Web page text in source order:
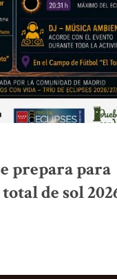
prepara para
de sol